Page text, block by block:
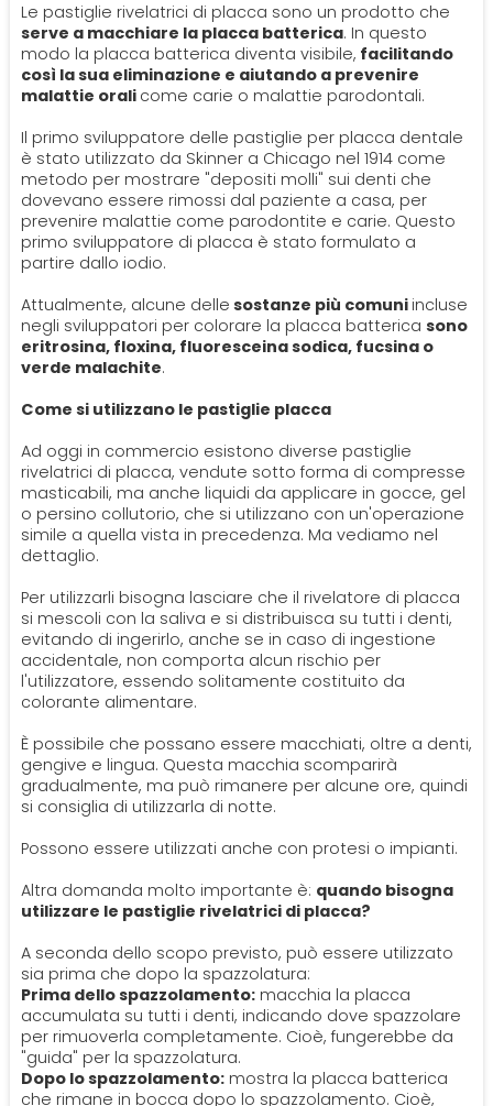
Le pastiglie rivelatrici di placca sono un prodotto che
serve a macchiare la placca batterica. In questo
modo la placca batterica diventa visibile, facilitando
così la sua eliminazione e aiutando a prevenire
malattie orali come carie o malattie parodontali.
Il primo sviluppatore delle pastiglie per placca dentale
è stato utilizzato da Skinner a Chicago nel 1914 come
metodo per mostrare "depositi molli" sui denti che
dovevano essere rimossi dal paziente a casa, per
prevenire malattie come parodontite e carie. Questo
primo sviluppatore di placca è stato formulato a
partire dallo iodio.
Attualmente, alcune delle sostanze più comuni incluse
negli sviluppatori per colorare la placca batterica sono
eritrosina, floxina, fluoresceina sodica, fucsina o
verde malachite.
Come si utilizzano le pastiglie placca
Ad oggi in commercio esistono diverse pastiglie
rivelatrici di placca, vendute sotto forma di compresse
masticabili, ma anche liquidi da applicare in gocce, gel
o persino collutorio, che si utilizzano con un'operazione
simile a quella vista in precedenza. Ma vediamo nel
dettaglio.
Per utilizzarli bisogna lasciare che il rivelatore di placca
si mescoli con la saliva e si distribuisca su tutti i denti,
evitando di ingerirlo, anche se in caso di ingestione
accidentale, non comporta alcun rischio per
l'utilizzatore, essendo solitamente costituito da
colorante alimentare.
È possibile che possano essere macchiati, oltre a denti,
gengive e lingua. Questa macchia scomparirà
gradualmente, ma può rimanere per alcune ore, quindi
si consiglia di utilizzarla di notte.
Possono essere utilizzati anche con protesi o impianti.
Altra domanda molto importante è: quando bisogna
utilizzare le pastiglie rivelatrici di placca?
A seconda dello scopo previsto, può essere utilizzato
sia prima che dopo la spazzolatura:
Prima dello spazzolamento:macchia la placca
accumulata su tutti i denti, indicando dove spazzolare
per rimuoverla completamente. Cioè, fungerebbe da
"guida" per la spazzolatura.
Dopo lo spazzolamento:mostra la placca batterica
che rimane in bocca dopo lo spazzolamento. Cioè,